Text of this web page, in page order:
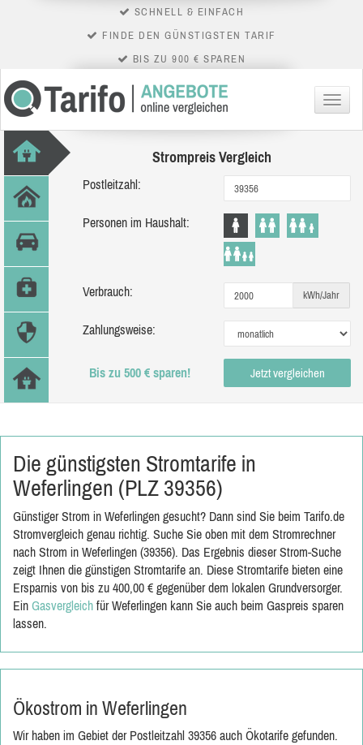
SCHNELL & EINFACH
FINDE DEN GÜNSTIGSTEN TARIF
BIS ZU 900 € SPAREN
Menü
Strompreis Vergleich
Postleitzahl:
Personen im Haushalt:
Verbrauch: kWh/Jahr
Zahlungsweise:
Bis zu 500 € sparen! Jetzt vergleichen
Die günstigsten Stromtarife in
Weferlingen (PLZ 39356)
Günstiger Strom in Weferlingen gesucht? Dann sind Sie beim Tarifo.de
Stromvergleich genau richtig. Suche Sie oben mit dem Stromrechner
nach Strom in Weferlingen (39356). Das Ergebnis dieser Strom-Suche
zeigt Ihnen die günstigen Stromtarife an. Diese Stromtarife bieten eine
Ersparnis von bis zu 400,00 € gegenüber dem lokalen Grundversorger.
Ein Gasvergleich für Weferlingen kann Sie auch beim Gaspreis sparen
lassen.
Ökostrom in Weferlingen
Wir haben im Gebiet der Postleitzahl 39356 auch Ökotarife gefunden.